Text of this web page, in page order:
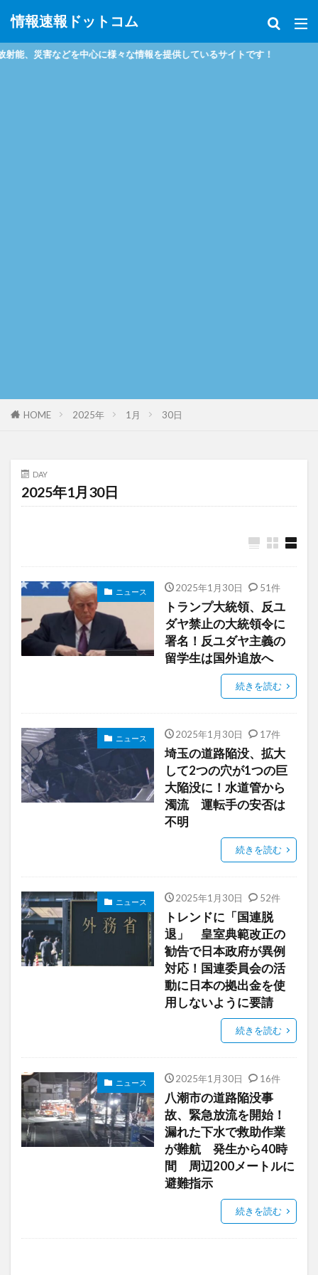
情報速報ドットコム
災害などを中心に様々な情報を提供しているサイトです！
HOME 2025年 1月 30日
DAY
2025年1月30日
ニュース 2025年1月30日 51件
トランプ大統領、反ユ
ダヤ禁止の大統領令に
署名！反ユダヤ主義の
留学生は国外追放へ
続きを読む
ニュース 2025年1月30日 17件
埼玉の道路陥没、拡大
して2つの穴が1つの巨
大陥没に！水道管から
濁流 運転手の安否は
不明
続きを読む
ニュース 2025年1月30日 52件
トレンドに「国連脱
退」 皇室典範改正の
勧告で日本政府が異例
対応！国連委員会の活
動に日本の拠出金を使
用しないように要請
続きを読む
ニュース 2025年1月30日 16件
八潮市の道路陥没事
故、緊急放流を開始！
漏れた下水で救助作業
が難航 発生から40時
間 周辺200メートルに
避難指示
続きを読む